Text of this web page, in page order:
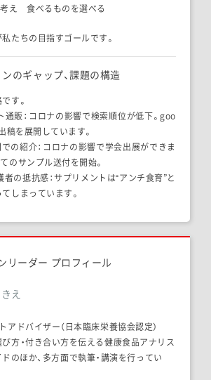
え 食べるものを選べる
たちの目指すゴールです。
のギャップ、課題の構造
す。
通販：コロナの影響で検索順位が低下。goo
稿を展開しています。
の紹介：コロナの影響で学会出展ができま
のサンプル送付を開始。
の抵抗感：サプリメントは“アンチ食育”と
しまっています。
リーダー プロフィール
え
アドバイザー（日本臨床栄養協会認定）
方・付き合い方を伝える健康食品アナリス
のほか、多方面で執筆・講演を行ってい